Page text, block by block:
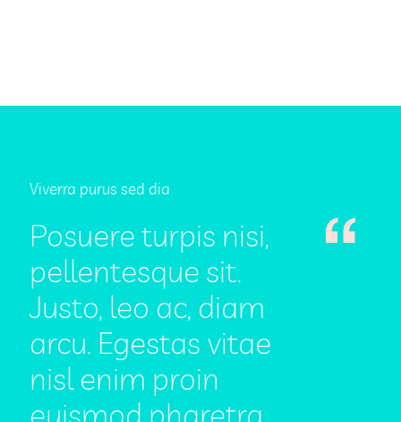
Viverra purus sed dia
Posuere turpis nisi,
pellentesque sit.
Justo, leo ac, diam
arcu. Egestas vitae
nisl enim proin